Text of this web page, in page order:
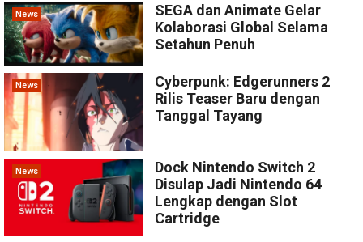
News
SEGA dan Animate Gelar
Kolaborasi Global Selama
Setahun Penuh
News
Cyberpunk: Edgerunners 2
Rilis Teaser Baru dengan
Tanggal Tayang
News
Dock Nintendo Switch 2
Disulap Jadi Nintendo 64
Lengkap dengan Slot
Cartridge